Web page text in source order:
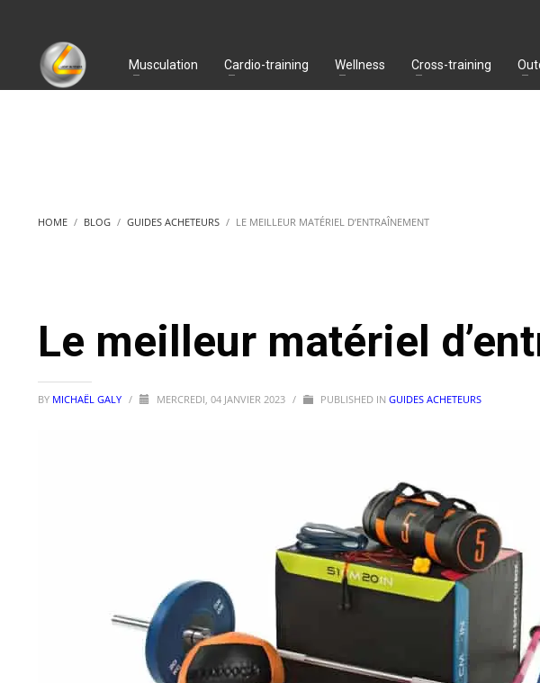
Musculation Cardio-training Wellness Cross-training
HOME BLOG GUIDES ACHETEURS LE MEILLEUR MATÉRIEL D’ENTRAÎNEMENT
Le meilleur matériel
BY MICHAËL GALY / MERCREDI, 04 JANVIER 2023 / PUBLISHED IN GUIDES ACHETEURS